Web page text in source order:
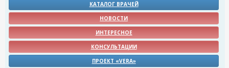
КАТАЛОГ ВРАЧЕЙ
НОВОСТИ
ИНТЕРЕСНОЕ
КОНСУЛЬТАЦИИ
ПРОЕКТ «VERA»